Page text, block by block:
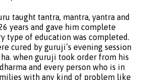
taught tantra, mantra, yantra and
years and gave him complete
type of education was completed.
cured by guruji’s evening session
when guruji took order from his
and every person who is in
with any kind of problem like